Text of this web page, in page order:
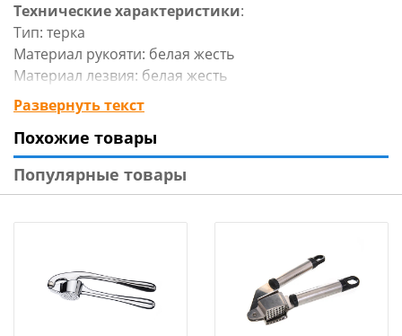
Технические характеристики:
Тип: терка
Материал рукояти: белая жесть
Материал лезвия: белая жесть
Количество граней: 4
Габариты без упаковки: 90х68х210 мм
Бренд: Mallony
Страна изготовитель: Китай
Развернуть текст
Похожие товары
Популярные товары